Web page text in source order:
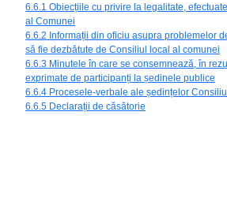
6.6.1 Obiecțiile cu privire la legalitate,
al Comunei
6.6.2 Informații din oficiu asupra problemelor
să fie dezbătute de Consiliul local al comunei
6.6.3 Minutele în care se consemnează, în
exprimate de participanți la ședinele publice
6.6.4 Procesele-verbale ale ședințelor
6.6.5 Declarații de căsătorie